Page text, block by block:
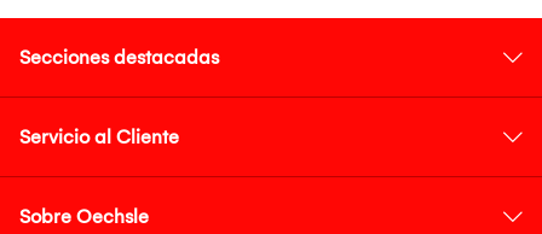
Secciones destacadas
Servicio al Cliente
Sobre Oechsle